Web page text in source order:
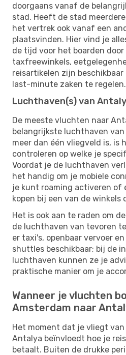
doorgaans vanaf de
stad. Heeft de stad
het vertrek ook vanaf een
plaatsvinden. Hier vind je
de tijd voor het boarden
taxfreewinkels,
reisartikelen zijn
last-minute zaken te regelen.
Luchthaven(s) van
De meeste vluchten naar
belangrijkste luchthaven
meer dan één vliegveld is, is
controleren op welke je
Voordat je de luchthaven
het handig om je mobiele
je kunt roaming activeren of
kopen bij een van de winkels
Het is ook aan te raden om
de luchthaven van tevoren
er taxi's, openbaar vervoer
shuttles beschikbaar; bij de
luchthaven kunnen ze je
praktische manier om je
Wanneer je vluchten
Amsterdam naar
Het moment dat je vliegt
Antalya beïnvloedt hoe je
betaalt. Buiten de drukke